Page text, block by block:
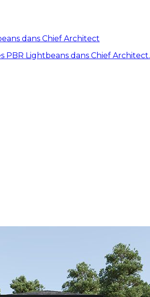
dans Chief Architect
Lightbeans dans Chief Architect.